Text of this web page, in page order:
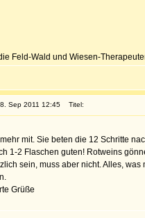
Feld-Wald und Wiesen-
Sep 2011 12:45 Titel:
mit. Sie beten die 12 Schritte
1-2 Flaschen guten! Rotweins
sein, muss aber nicht. Alles,
Grüße